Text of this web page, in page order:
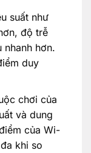
suất như
độ trễ
hơn.
duy
chơi của
và dung
của Wi-
khi so